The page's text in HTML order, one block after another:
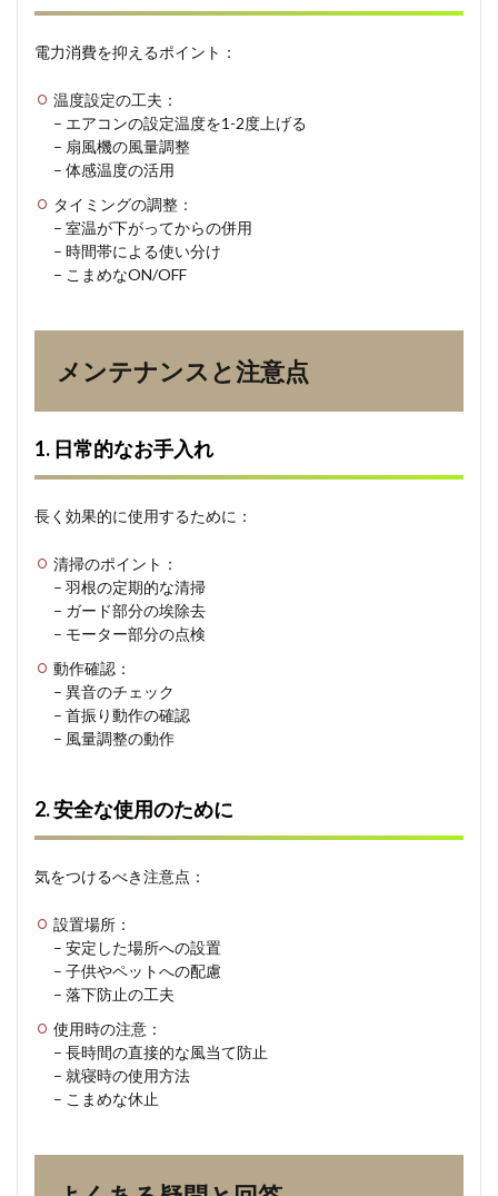
電力消費を抑えるポイント：
温度設定の工夫：
– エアコンの設定温度を1-2度上げる
– 扇風機の風量調整
– 体感温度の活用
タイミングの調整：
– 室温が下がってからの併用
– 時間帯による使い分け
– こまめなON/OFF
メンテナンスと注意点
1. 日常的なお手入れ
長く効果的に使用するために：
清掃のポイント：
– 羽根の定期的な清掃
– ガード部分の埃除去
– モーター部分の点検
動作確認：
– 異音のチェック
– 首振り動作の確認
– 風量調整の動作
2. 安全な使用のために
気をつけるべき注意点：
設置場所：
– 安定した場所への設置
– 子供やペットへの配慮
– 落下防止の工夫
使用時の注意：
– 長時間の直接的な風当て防止
– 就寝時の使用方法
– こまめな休止